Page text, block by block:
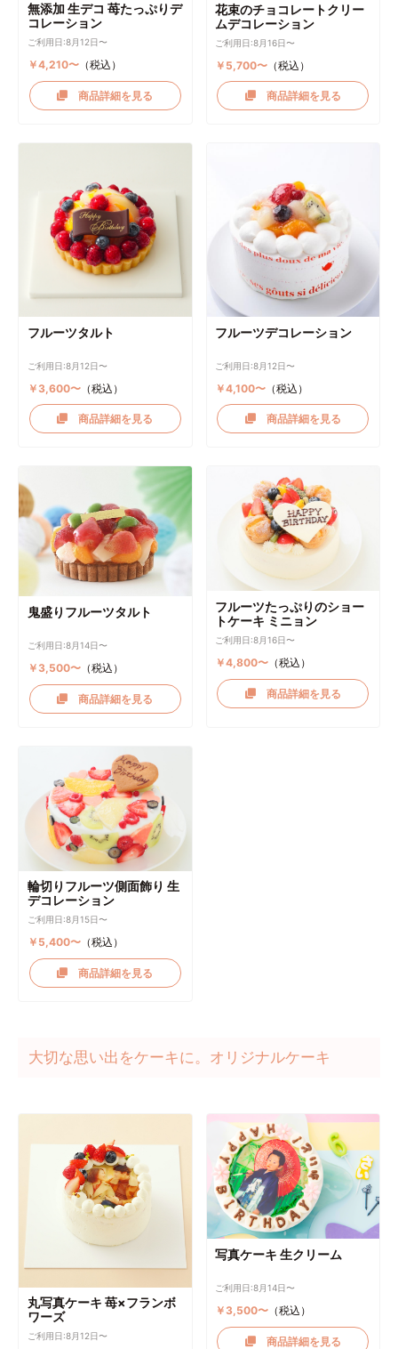
無添加 生デコ 苺たっぷりデ
コレーション
ご利用日:8月12日〜
￥4,210〜（税込）
商品詳細を見る
花束のチョコレートクリー
ムデコレーション
ご利用日:8月16日〜
￥5,700〜 （税込）
商品詳細を見る
フルーツタルト
ご利用日:8月12日〜
￥3,600〜（税込）
商品詳細を見る
フルーツデコレーション
ご利用日:8月12日〜
￥4,100〜 （税込）
商品詳細を見る
鬼盛りフルーツタルト
ご利用日:8月14日〜
￥3,500〜（税込）
商品詳細を見る
フルーツたっぷりのショー
トケーキ ミニョン
ご利用日:8月16日〜
￥4,800〜 （税込）
商品詳細を見る
輪切りフルーツ側面飾り 生
デコレーション
ご利用日:8月15日〜
￥5,400〜（税込）
商品詳細を見る
大切な思い出をケーキに。オリジナルケーキ
丸写真ケーキ 苺×フランボ
ワーズ
ご利用日:8月12日〜
写真ケーキ 生クリーム
ご利用日:8月14日〜
￥3,500〜 （税込）
商品詳細を見る